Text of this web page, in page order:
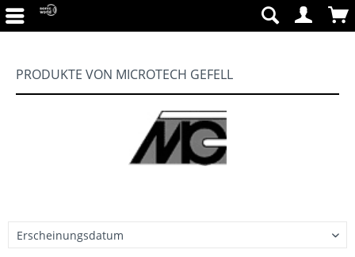
PRODUKTE VON MICROTECH GEFELL